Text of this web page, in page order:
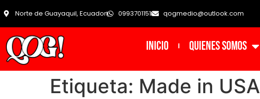
Norte de Guayaquil, Ecuador 0993701151 qogmedio@outlook.com
INICIO Quienes Somos
Etiqueta: Made in USA